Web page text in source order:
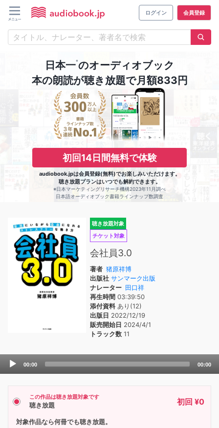
ログイン 会員登録
日本一※のオーディオブック
本の朗読が聴き放題で月額833円
初回14日間無料で体験
audiobook.jpは会員登録(無料)でお楽しみいただけます。
聴き放題プランはいつでも解約できます。
※日本マーケティングリサーチ機構2023年11月調べ
日本語オーディオブック書籍ラインナップ数調査
聴き放題対象
チケット対象
会社員3.0
著者 猪原祥博
出版社 サンマーク出版
ナレーター 田口祥
再生時間 03:39:50
添付資料あり(12)
出版日 2022/12/19
販売開始日 2024/4/1
トラック数 11
Audio
00:00 00:00
この作品は聴き放題対象です
聴き放題 初回 ¥0
対象作品なら何冊でも聴き放題。